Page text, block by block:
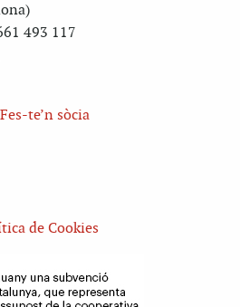
493 117
te’n sòcia
de Cookies